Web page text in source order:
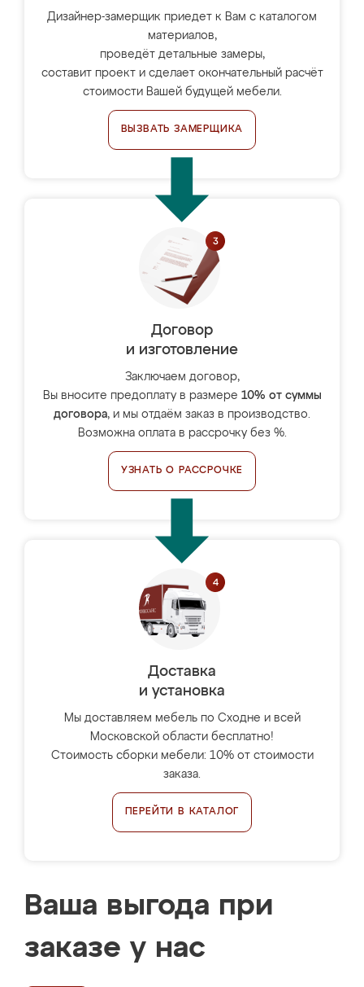
Дизайнер-замерщик приедет к Вам с каталогом
материалов,
проведёт детальные замеры,
составит проект и сделает окончательный расчёт
стоимости Вашей будущей мебели.
ВЫЗВАТЬ ЗАМЕРЩИКА
Договор
и изготовление
Заключаем договор,
Вы вносите предоплату в размере 10% от суммы
договора, и мы отдаём заказ в производство.
Возможна оплата в рассрочку без %.
УЗНАТЬ О РАССРОЧКЕ
Доставка
и установка
Мы доставляем мебель по Сходне и всей
Московской области бесплатно!
Стоимость сборки мебели: 10% от стоимости
заказа.
ПЕРЕЙТИ В КАТАЛОГ
Ваша выгода при
заказе у нас